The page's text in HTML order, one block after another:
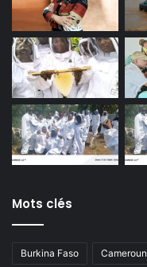
Mots clés
Burkina Faso Cameroun